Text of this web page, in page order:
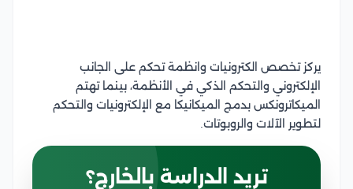
يركز تخصص الكترونيات وانظمة تحكم على الجانب
الإلكتروني والتحكم الذكي في الأنظمة، بينما تهتم
الميكاترونكس بدمج الميكانيكا مع الإلكترونيات والتحكم
لتطوير الآلات والروبوتات.
تريد الدراسة بالخارج؟